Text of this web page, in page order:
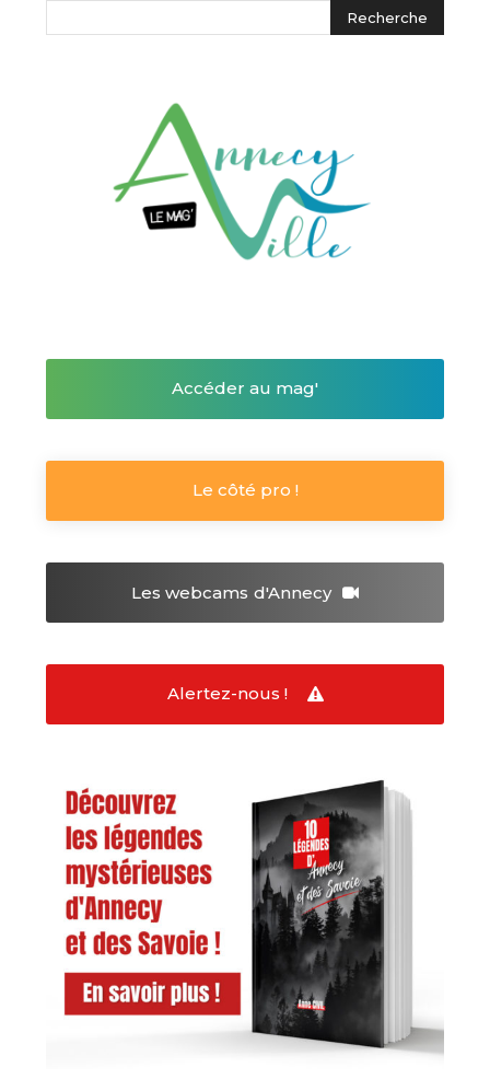
Accéder au mag'
Le côté pro !
Les webcams d'Annecy
Alertez-nous !